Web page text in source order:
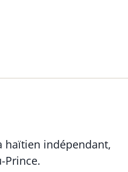
haïtien indépendant,
Prince.